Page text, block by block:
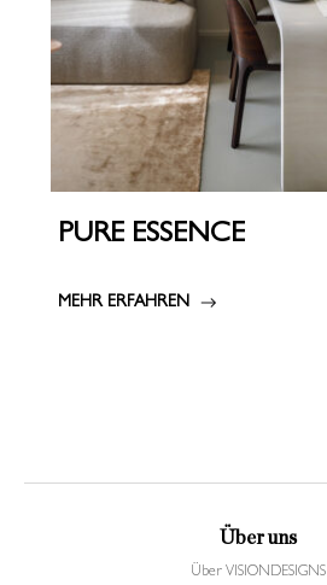
PURE ESSENCE
MEHR ERFAHREN
Über uns
Über VISIONDESIGNS